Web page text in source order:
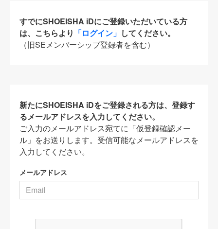
すでにSHOEISHA iDにご登録いただいている方
は、こちらより 「ログイン」 してください。
（旧SEメンバーシップ登録者を含む）
新たにSHOEISHA iDをご登録される方は、登録す
るメールアドレスを入力してください。
ご入力のメールアドレス宛てに「仮登録確認メー
ル」をお送りします。受信可能なメールアドレスを
入力してください。
メールアドレス